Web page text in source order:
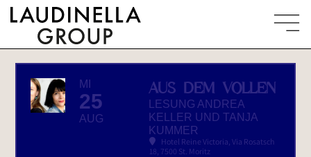
MI
25
AUG
AUS DEM VOLLEN
LESUNG ANDREA
KELLER UND TANJA
KUMMER
Hotel Reine Victoria, Via Rosatsch
18, 7500 St. Moritz